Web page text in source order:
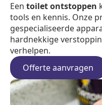
Een toilet ontstoppen
tools en kennis. Onze
gespecialiseerde
hardnekkige
verhelpen.
Offerte aanvragen